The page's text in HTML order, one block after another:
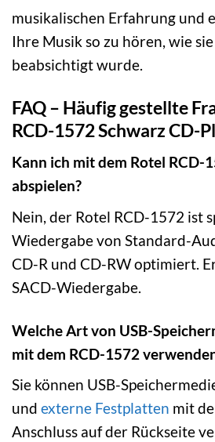
musikalischen Erfahrung und
Ihre Musik so zu hören, wie
beabsichtigt wurde.
FAQ – Häufig gestellte
RCD-1572 Schwarz CD-
Kann ich mit dem Rotel RCD-
abspielen?
Nein, der Rotel RCD-1572 ist
Wiedergabe von Standard-
CD-R und CD-RW optimiert.
SACD-Wiedergabe.
Welche Art von USB-
mit dem RCD-1572
Sie können USB-
und externe Festplatten mit
Anschluss auf der Rückseite